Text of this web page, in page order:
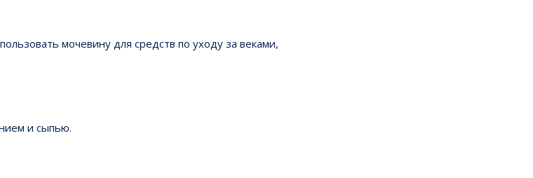
мочевину для средств по уходу за веками,
и сыпью.